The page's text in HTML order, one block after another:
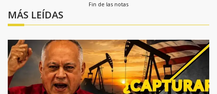
Fin de las notas
MÁS LEÍDAS